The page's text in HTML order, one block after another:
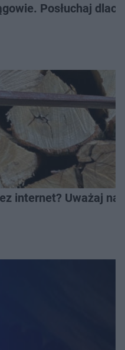
Posłuchaj
internet? Uważaj na